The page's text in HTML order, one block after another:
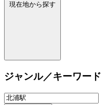
現在地から探す
ジャンル／キーワード